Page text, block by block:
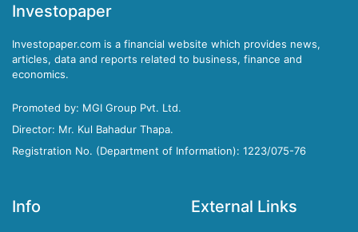
Investopaper
Investopaper.com is a financial website which provides news,
articles, data and reports related to business, finance and
economics.
Promoted by: MGI Group Pvt. Ltd.
Director: Mr. Kul Bahadur Thapa.
Registration No. (Department of Information): 1223/075-76
Info External Links